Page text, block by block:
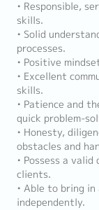
• Responsible,
skills.
• Solid
processes.
• Positive
• Excellent
skills.
• Patience and
quick problem-
• Honesty,
obstacles and
• Possess a
clients.
• Able to bring
independently.